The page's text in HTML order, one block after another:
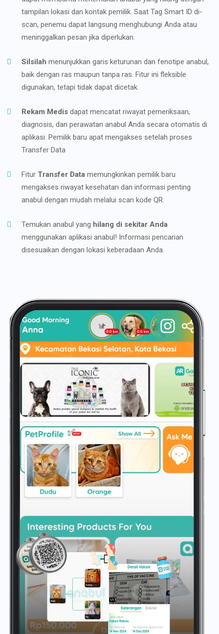
tampilan lokasi dan kontak pemilik. Saat Tag Smart ID di-
scan, penemu dapat langsung menghubungi Anda atau
meninggalkan pesan jika diperlukan.
Silsilah menunjukkan garis keturunan dan fenotipe anabul,
baik dengan ras maupun tanpa ras. Fitur ini fleksible
digunakan, tetapi tidak dapat dicetak.
Rekam Medis dapat mencatat riwayat pemeriksaan,
diagnosis, dan perawatan anabul Anda secara otomatis di
aplikasi. Pemilik baru apat mengakses setelah proses
Transfer Data
Fitur Transfer Data memungkinkan pemilik baru
mengakses riwayat kesehatan dan informasi penting
anabul dengan mudah melalui scan kode QR.
Temukan anabul yang hilang di sekitar Anda
menggunakan aplikasi anabul! Informasi pencarian
disesuaikan dengan lokasi keberadaan Anda.